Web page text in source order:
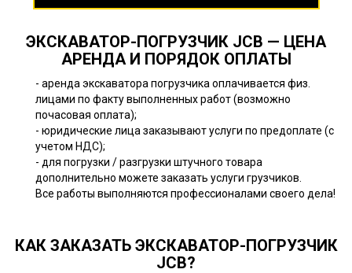
ЭКСКАВАТОР-ПОГРУЗЧИК JCB — ЦЕНА
АРЕНДА И ПОРЯДОК ОПЛАТЫ
- аренда экскаватора погрузчика оплачивается физ.
лицами по факту выполненных работ (возможно
почасовая оплата);
- юридические лица заказывают услуги по предоплате (с
учетом НДС);
- для погрузки / разгрузки штучного товара
дополнительно можете заказать услуги грузчиков.
Все работы выполняются профессионалами своего дела!
КАК ЗАКАЗАТЬ ЭКСКАВАТОР-ПОГРУЗЧИК
JCB?